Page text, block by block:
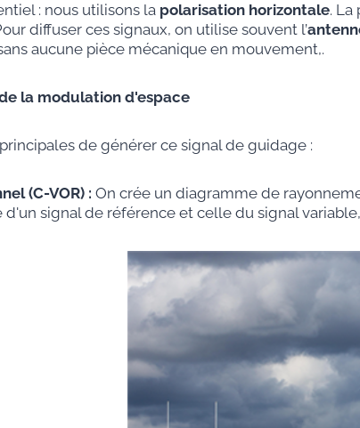
: nous utilisons la polarisation horizontale. La
diffuser ces signaux, on utilise souvent l’
aucune pièce mécanique en mouvement,.
la modulation d'espace
de générer ce signal de guidage :
(C-VOR) : On crée un diagramme de
signal de référence et celle du signal